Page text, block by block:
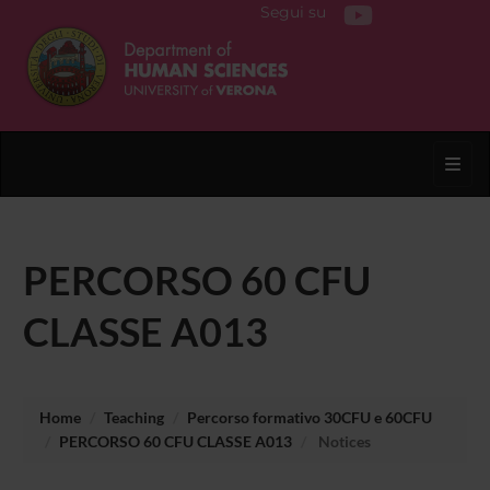
Segui su
PERCORSO 60 CFU
CLASSE A013
Home Teaching
Percorso formativo 30CFU e 60CFU
PERCORSO 60 CFU CLASSE A013
Notices